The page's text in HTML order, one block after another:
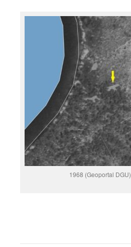
1968 (Geoportal DGU)